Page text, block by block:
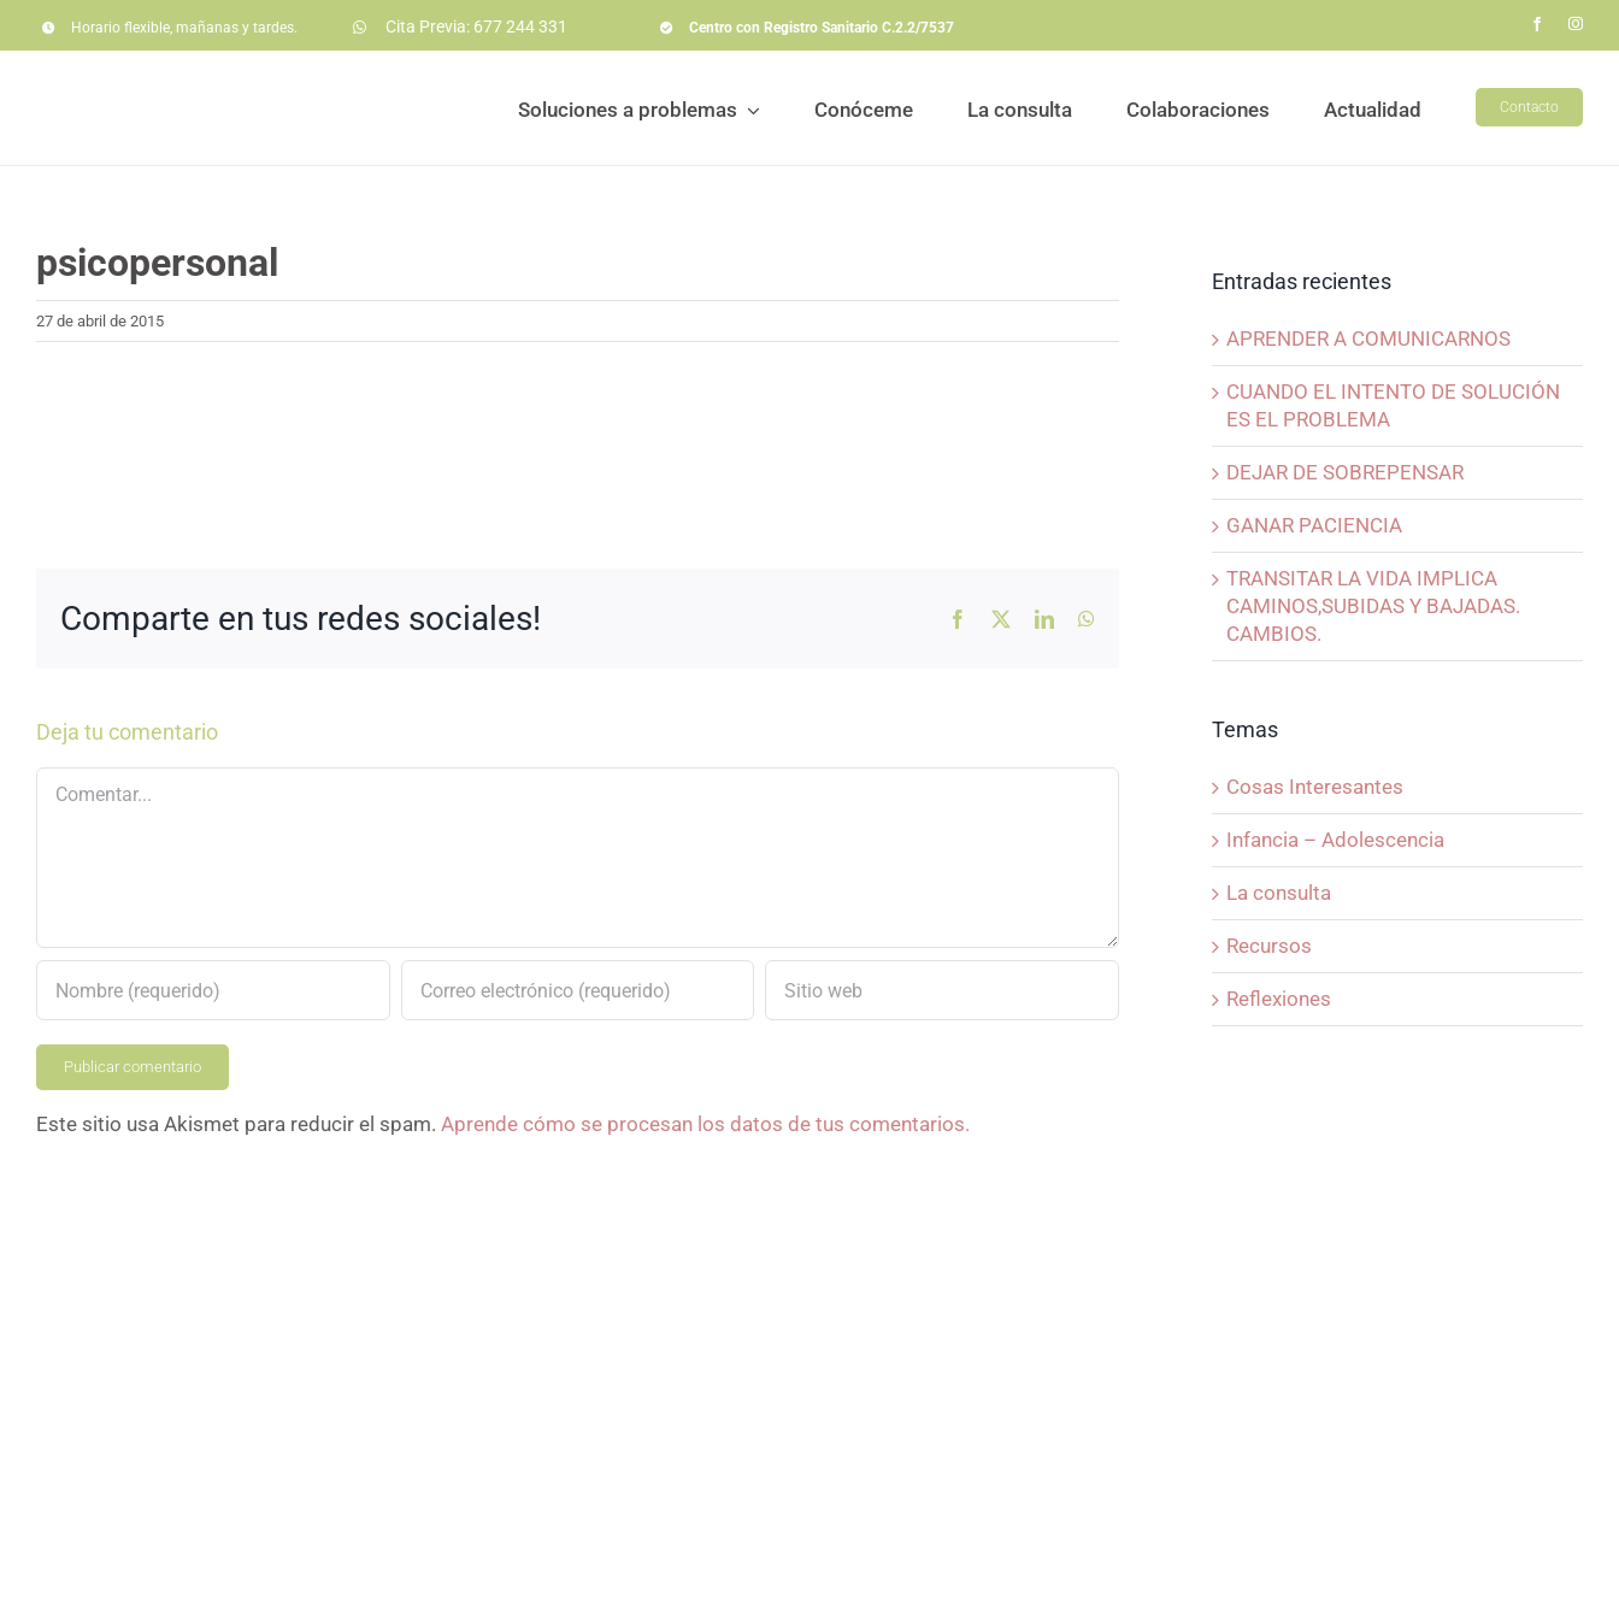
Horario flexible, mañanas y tardes. Cita Previa: 677 244 331 Centro con Registro Sanitario C.2.2/7537
Soluciones a problemas Conóceme La consulta Colaboraciones Actualidad Contacto
psicopersonal
27 de abril de 2015
Comparte en tus redes sociales! Facebook
X LinkedInWhatsApp
Deja tu comentario
Este sitio usa Akismet para reducir el spam. Aprende cómo se procesan los datos de tus comentarios.
Entradas recientes
APRENDER A COMUNICARNOS
CUANDO EL INTENTO DE SOLUCIÓN
ES EL PROBLEMA
DEJAR DE SOBREPENSAR
GANAR PACIENCIA
TRANSITAR LA VIDA IMPLICA
CAMINOS,SUBIDAS Y BAJADAS.
CAMBIOS.
Temas
Cosas Interesantes
Infancia – Adolescencia
La consulta
Recursos
Reflexiones